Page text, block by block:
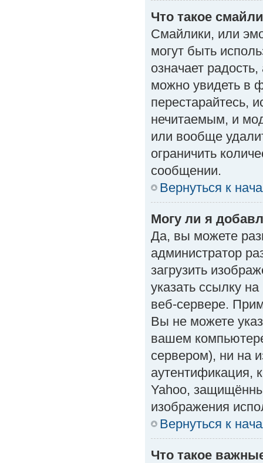
Что такое
Смайлики, или
могут быть
означает
можно увидеть в
перестарайтесь,
нечитаемым, и
или вообще
ограничить
сообщении.
Вернуться к
Могу ли я
Да, вы можете
администратор
загрузить
указать ссылку
веб-сервере.
Вы не можете
вашем
сервером), ни на
аутентификация,
Yahoo,
изображения
Вернуться к
Что такое